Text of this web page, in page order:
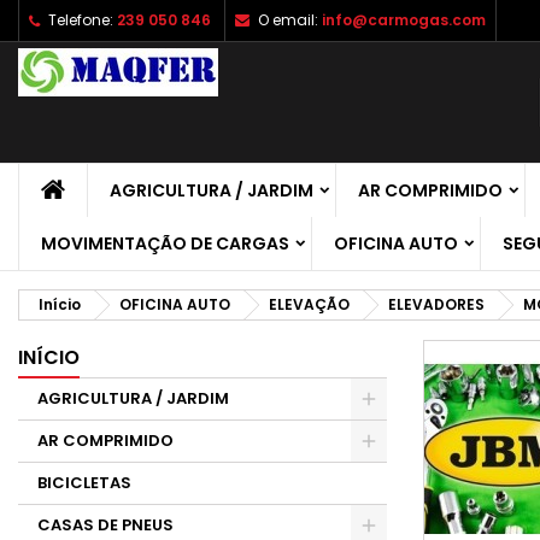
Telefone: 239 050 846 O email: info@carmogas.com
AGRICULTURA / JARDIM AR COMPRIMIDO
MOVIMENTAÇÃO DE CARGAS OFICINA AUTO
Início OFICINA AUTO ELEVAÇÃO ELEVADORES
INÍCIO
AGRICULTURA / JARDIM
AR COMPRIMIDO
BICICLETAS
CASAS DE PNEUS